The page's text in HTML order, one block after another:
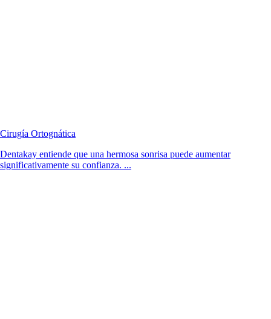
Cirugía Ortognática
Dentakay entiende que una hermosa sonrisa puede aumentar
significativamente su confianza. ...